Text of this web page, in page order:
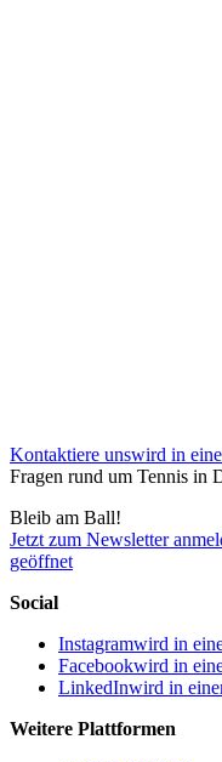
Kontaktiere unswird in
Fragen rund um Tennis in
Bleib am Ball!
Jetzt zum Newsletter
geöffnet
Social
Instagramwird in
Facebookwird in
LinkedInwird in
Weitere Plattformen